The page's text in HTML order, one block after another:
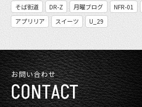
そば街道
DR-Z 月曜ブログ NFR-01
アプリリア
スイーツ U_29
お問い合わせ
CONTACT